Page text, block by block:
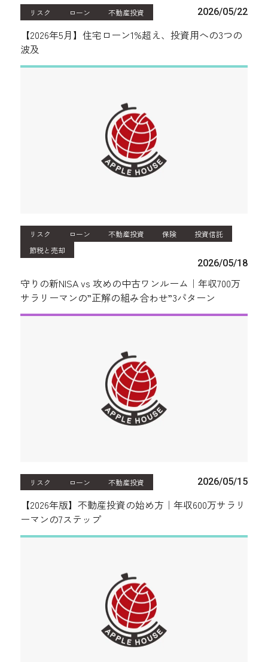
リスク ローン 不動産投資 2026/05/22
【2026年5月】住宅ローン1%超え、投資用への3つの
波及
リスク ローン 不動産投資 保険
投資信託
節税と売却
2026/05/18
守りの新NISA vs 攻めの中古ワンルーム｜年収700万
サラリーマンの”正解の組み合わせ”3パターン
リスク ローン 不動産投資 2026/05/15
【2026年版】不動産投資の始め方｜年収600万サラリ
ーマンの7ステップ